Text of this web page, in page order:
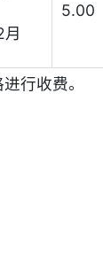
5.00
行收费。